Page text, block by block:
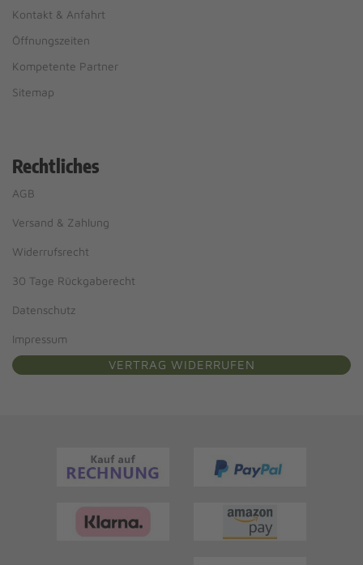
Kontakt & Anfahrt
Öffnungszeiten
Kompetente Partner
Sitemap
Rechtliches
AGB
Versand & Zahlung
Widerrufsrecht
30 Tage Rückgaberecht
Datenschutz
Impressum
VERTRAG WIDERRUFEN